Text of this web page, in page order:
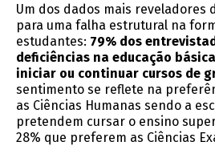
Um dos dados mais reveladores
para uma falha estrutural na
estudantes: 79% dos
deficiências na educação
iniciar ou continuar cursos de
sentimento se reflete na
as Ciências Humanas sendo a
pretendem cursar o ensino
28% que preferem as Ciências